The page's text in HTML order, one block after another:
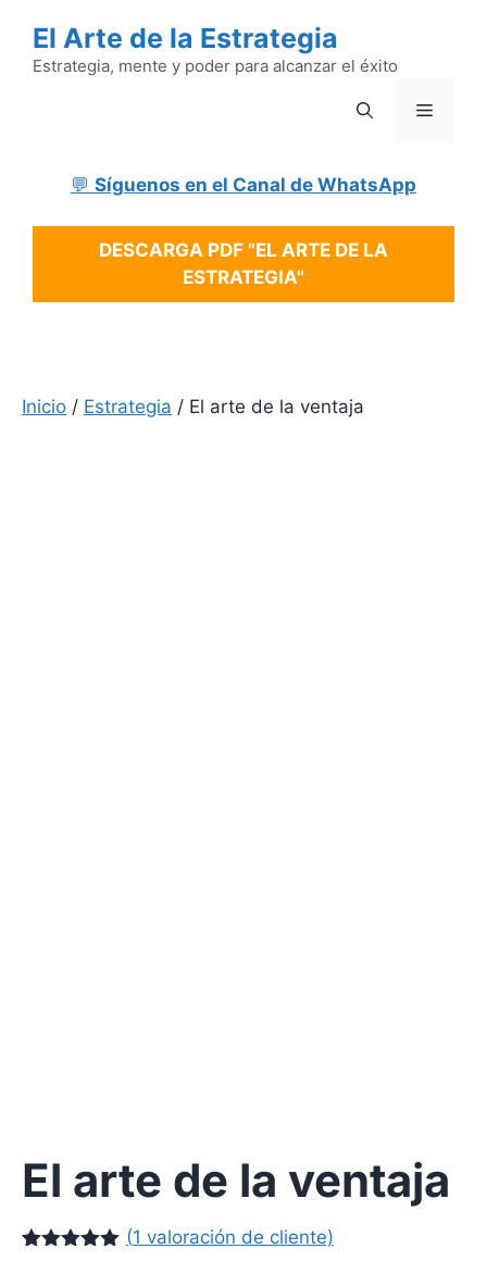
contenido
El Arte de la Estrategia
Estrategia, mente y poder para alcanzar el éxito
Menú
💬 Síguenos en el Canal de WhatsApp
DESCARGA PDF "EL ARTE DE LA
ESTRATEGIA"
Inicio / Estrategia / El arte de la ventaja
El arte de la ventaja
(1 valoración de cliente)